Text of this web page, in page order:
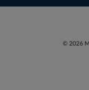
© 2026